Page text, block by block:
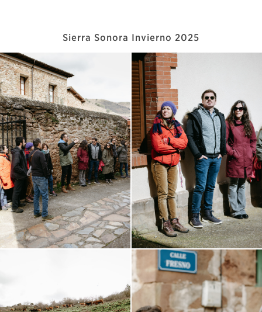
Sierra Sonora Invierno 2025